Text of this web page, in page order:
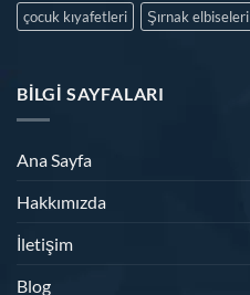
çocuk kıyafetleri
Şırnak elbiseleri
BILGI SAYFALARI
Ana Sayfa
Hakkımızda
İletişim
Blog